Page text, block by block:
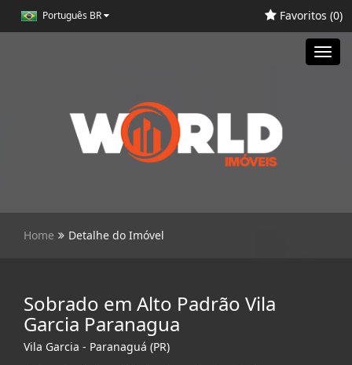
Português BR Favoritos (0)
Home Detalhe do Imóvel
Sobrado em Alto Padrão Vila
Garcia Paranagua
Vila Garcia - Paranaguá (PR)